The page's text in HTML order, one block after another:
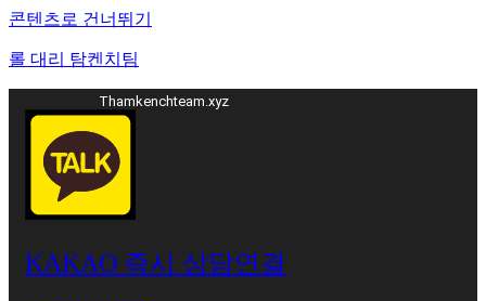
콘텐츠로 건너뛰기
롤 대리 탐켄치팀
Thamkenchteam.xyz
KAKAO 즉시 상담연결